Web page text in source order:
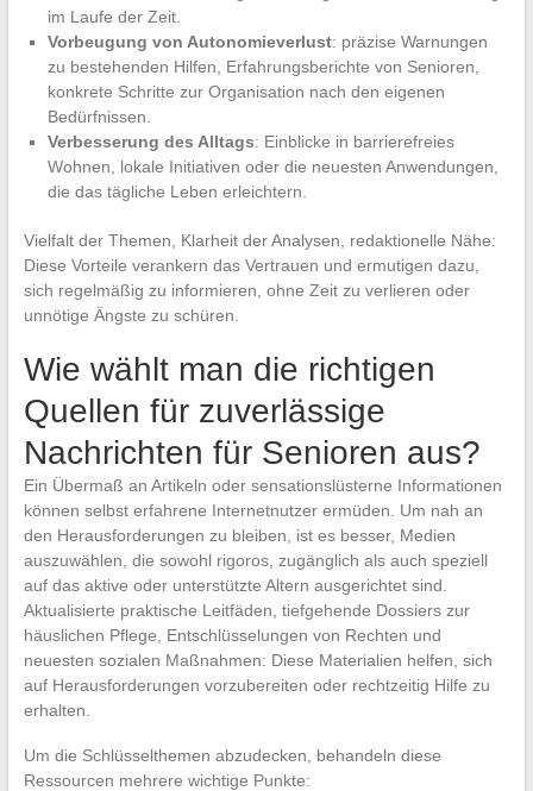
im Laufe der Zeit.
Vorbeugung von Autonomieverlust: präzise Warnungen
zu bestehenden Hilfen, Erfahrungsberichte von Senioren,
konkrete Schritte zur Organisation nach den eigenen
Bedürfnissen.
Verbesserung des Alltags: Einblicke in barrierefreies
Wohnen, lokale Initiativen oder die neuesten Anwendungen,
die das tägliche Leben erleichtern.
Vielfalt der Themen, Klarheit der Analysen, redaktionelle Nähe:
Diese Vorteile verankern das Vertrauen und ermutigen dazu,
sich regelmäßig zu informieren, ohne Zeit zu verlieren oder
unnötige Ängste zu schüren.
Wie wählt man die richtigen
Quellen für zuverlässige
Nachrichten für Senioren aus?
Ein Übermaß an Artikeln oder sensationslüsterne Informationen
können selbst erfahrene Internetnutzer ermüden. Um nah an
den Herausforderungen zu bleiben, ist es besser, Medien
auszuwählen, die sowohl rigoros, zugänglich als auch speziell
auf das aktive oder unterstützte Altern ausgerichtet sind.
Aktualisierte praktische Leitfäden, tiefgehende Dossiers zur
häuslichen Pflege, Entschlüsselungen von Rechten und
neuesten sozialen Maßnahmen: Diese Materialien helfen, sich
auf Herausforderungen vorzubereiten oder rechtzeitig Hilfe zu
erhalten.
Um die Schlüsselthemen abzudecken, behandeln diese
Ressourcen mehrere wichtige Punkte: